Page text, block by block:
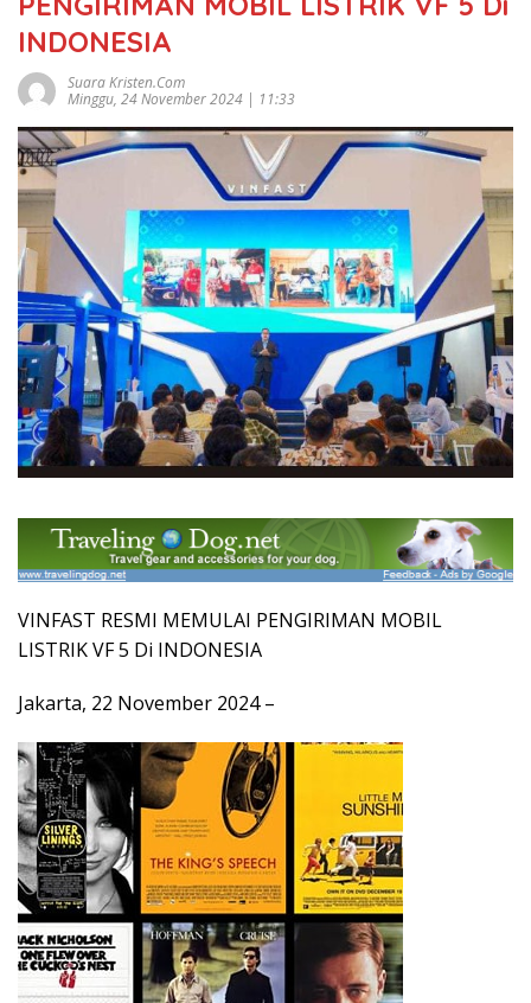
INDONESIA
Suara Kristen.com
Minggu, 24 November 2024 | 11:33
VINFAST RESMI MEMULAI PENGIRIMAN MOBIL
LISTRIK VF 5 Di INDONESIA
Jakarta, 22 November 2024 –